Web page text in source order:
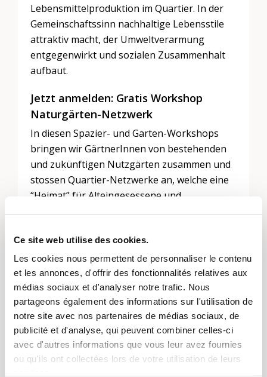
Ce site web utilise des cookies.
Les cookies nous permettent de personnaliser le contenu
et les annonces, d'offrir des fonctionnalités relatives aux
médias sociaux et d'analyser notre trafic. Nous
partageons également des informations sur l'utilisation de
notre site avec nos partenaires de médias sociaux, de
publicité et d'analyse, qui peuvent combiner celles-ci
avec d'autres informations que vous leur avez fournies
ou qu'ils ont collectées lors de votre utilisation de leurs
Lebensmittelproduktion im Quartier. In der
Gemeinschaftssinn nachhaltige Lebensstile
attraktiv macht, der Umweltverarmung
entgegenwirkt und sozialen Zusammenhalt
aufbaut.
Jetzt anmelden: Gratis Workshop
Naturgärten-Netzwerk
In diesen Spazier- und Garten-Workshops
bringen wir GärtnerInnen von bestehenden
und zukünftigen Nutzgärten zusammen und
stossen Quartier-Netzwerke an, welche eine
“Heimat” für Alteingesessene und
gepflegt, Geerntetes getauscht und wieso
nicht, auch Kinder gehütet werden. Wo
Garten-Initiativen entstehen für die
Umnutzung von Restflächen in zukünftige
Nutzgärten.
Dieser Workshop steht allen offen und ist
kostenlos.